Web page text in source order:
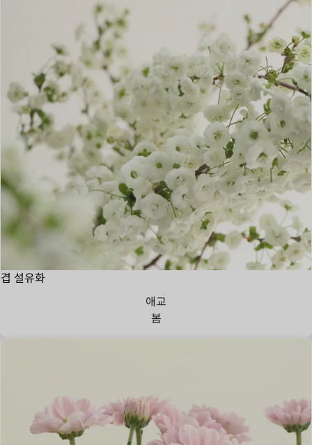
겹 설유화
애교
봄
넌 나의